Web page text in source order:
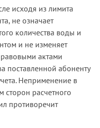
длительного
водоснабжения и
однако
а также от
и возмещения
Общество
инстанции пришел
ответчика
исходя из лимита
не означает
количества воды и
и не изменяет
актами
поставленной абоненту
Неприменение в
сторон расчетного
противоречит